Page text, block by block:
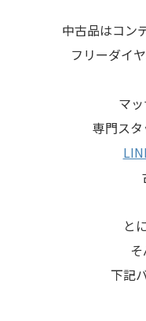
中古品はコン
フリーダイ
マ
専門スタ
と
下記